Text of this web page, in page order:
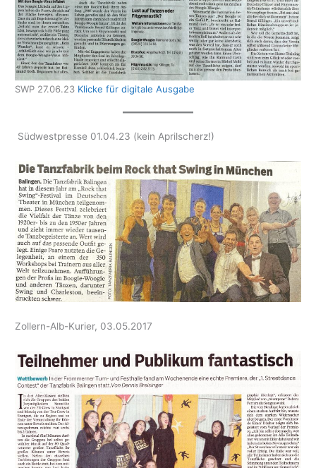
SWP 27.06.23 Klicke für digitale Ausgabe
Südwestpresse 01.04.23 (kein Aprilscherz!)
Zollern-Alb-Kurier, 03.05.2017